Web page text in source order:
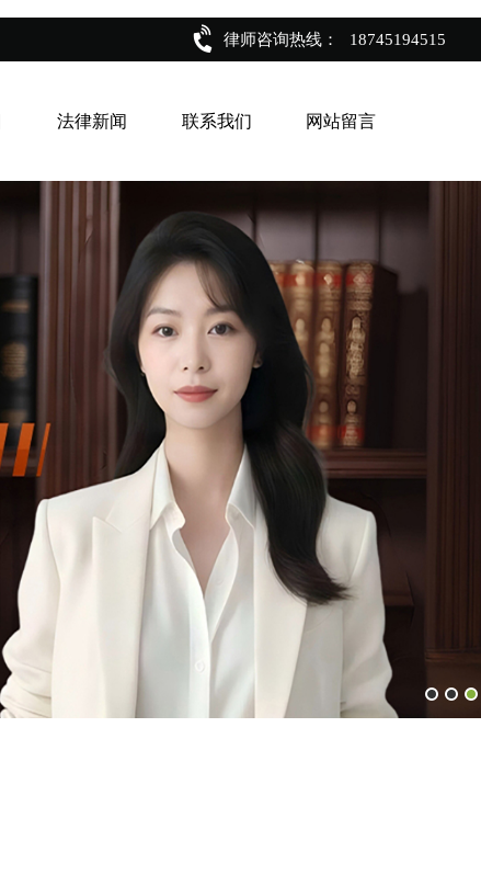
律师咨询热线： 18745194515
法律新闻 联系我们 网站留言